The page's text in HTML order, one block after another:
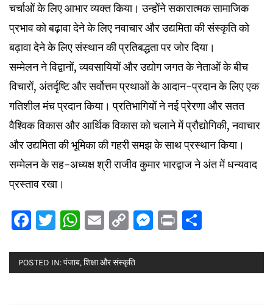
चर्चाओं के लिए आभार व्यक्त किया। उन्होंने सकारात्मक सामाजिक
प्रभाव को बढ़ावा देने के लिए नवाचार और उद्यमिता की संस्कृति को
बढ़ावा देने के लिए संस्थान की प्रतिबद्धता पर जोर दिया।
सम्मेलन ने विद्वानों, व्यवसायियों और उद्योग जगत के नेताओं के बीच
विचारों, अंतर्दृष्टि और सर्वोत्तम प्रथाओं के आदान-प्रदान के लिए एक
गतिशील मंच प्रदान किया। प्रतिभागियों ने नई प्रेरणा और सतत
वैश्विक विकास और आर्थिक विकास को चलाने में प्रौद्योगिकी, नवाचार
और उद्यमिता की भूमिका की गहरी समझ के साथ प्रस्थान किया।
सम्मेलन के सह-अध्यक्ष श्री राजीव कुमार भारद्वाज ने अंत में धन्यवाद
प्रस्ताव रखा।
Facebook
Twitter
WhatsApp
Email
CopyMessenger
Print
POSTED IN:पंजाब,शिक्षा और संस्कृति